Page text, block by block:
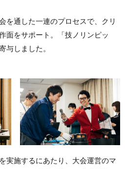
を通した一連のプロセスで、クリ
面をサポート。「技ノリンピッ
与しました。
実施するにあたり、大会運営のマ